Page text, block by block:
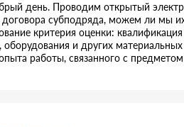
день. Проводим открытый
договора субподряда, можем ли
критерия оценки: квалификация
и других
работы, связанного с